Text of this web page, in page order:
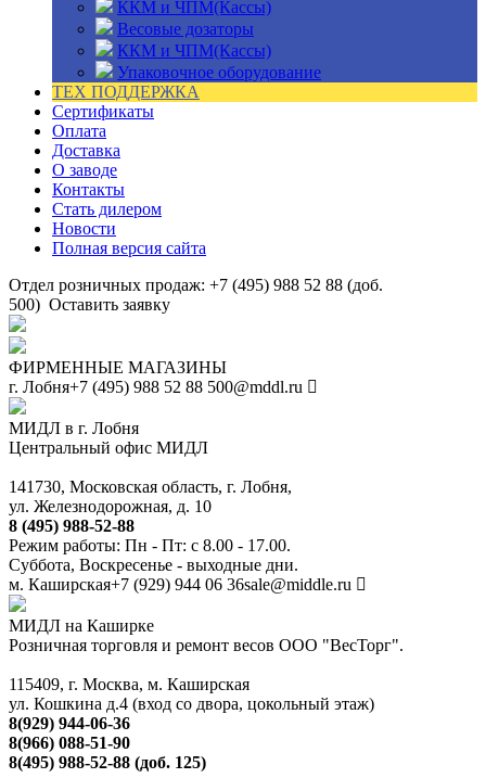
ККМ и ЧПМ(Кассы)
Весовые дозаторы
ККМ и ЧПМ(Кассы)
Упаковочное оборудование
ТЕХ ПОДДЕРЖКА
Сертификаты
Оплата
Доставка
О заводе
Контакты
Стать дилером
Новости
Полная версия сайта
Отдел розничных продаж: +7 (495) 988 52 88 (доб.
500) Оставить заявку
ФИРМЕННЫЕ МАГАЗИНЫ
г. Лобня+7 (495) 988 52 88 500@mddl.ru
МИДЛ в г. Лобня
Центральный офис МИДЛ
141730, Московская область, г. Лобня,
ул. Железнодорожная, д. 10
8 (495) 988-52-88
Режим работы: Пн - Пт: с 8.00 - 17.00.
Суббота, Воскресенье - выходные дни.
м. Каширская+7 (929) 944 06 36sale@middle.ru
МИДЛ на Каширке
Розничная торговля и ремонт весов ООО "ВесТорг".
115409, г. Москва, м. Каширская
ул. Кошкина д.4 (вход со двора, цокольный этаж)
8(929) 944-06-36
8(966) 088-51-90
8(495) 988-52-88 (доб. 125)